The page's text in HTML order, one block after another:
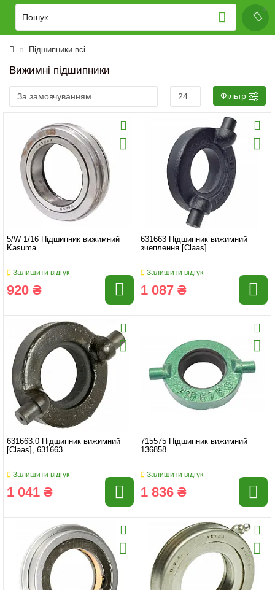
Підшипники всі
Вижимні підшипники
Фільтр
5/W 1/16 Підшипник вижимний
Kasuma
Залишити відгук
920 ₴
631663 Підшипник вижимний
зчеплення [Claas]
Залишити відгук
1 087 ₴
631663.0 Підшипник вижимний
[Claas], 631663
Залишити відгук
1 041 ₴
715575 Підшипник вижимний
136858
Залишити відгук
1 836 ₴